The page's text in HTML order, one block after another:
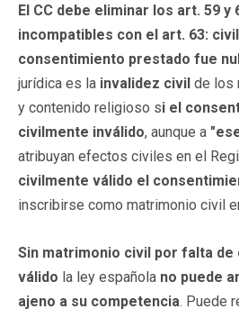
El CC debe eliminar los art. 59 y
incompatibles con el art. 63:
consentimiento prestado fue
jurídica es la invalidez civil de los
y contenido religioso si el
civilmente inválido, aunque a
atribuyan efectos civiles en el
civilmente válido el
inscribirse como matrimonio civil
Sin matrimonio civil por falta
válido la ley española no puede
ajeno a su competencia. Puede